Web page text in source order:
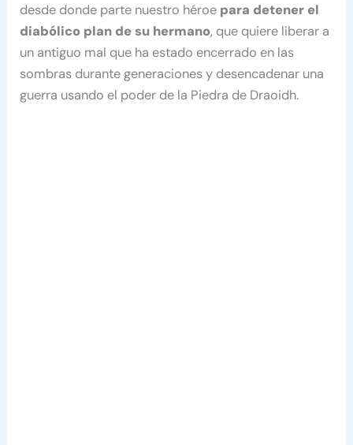
desde donde parte nuestro héroe para detener el
diabólico plan de su hermano, que quiere liberar a
un antiguo mal que ha estado encerrado en las
sombras durante generaciones y desencadenar una
guerra usando el poder de la Piedra de Draoidh.